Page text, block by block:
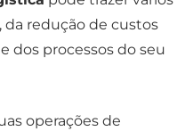
da redução de custos
dos processos do seu
operações de